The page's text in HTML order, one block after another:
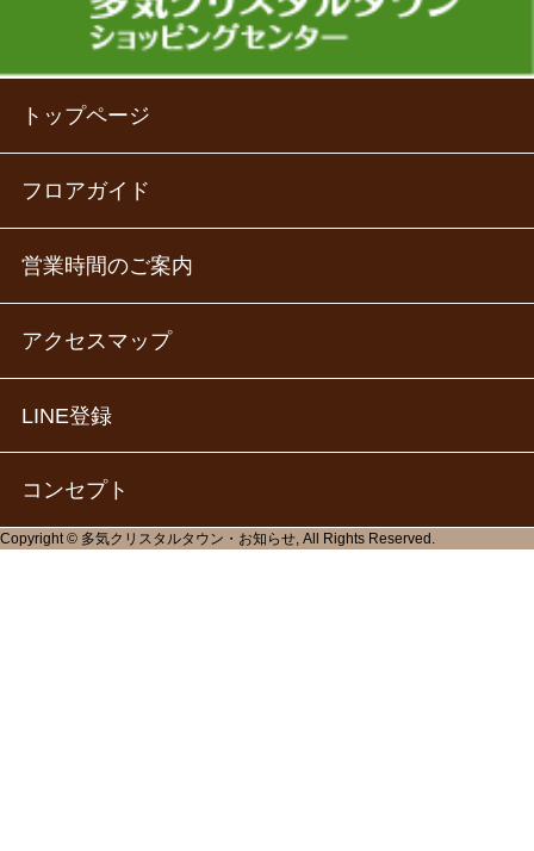
トップページ
フロアガイド
営業時間のご案内
アクセスマップ
LINE登録
コンセプト
Copyright © 多気クリスタルタウン・お知らせ, All Rights Reserved.